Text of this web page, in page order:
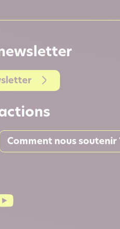
Comment nous soutenir